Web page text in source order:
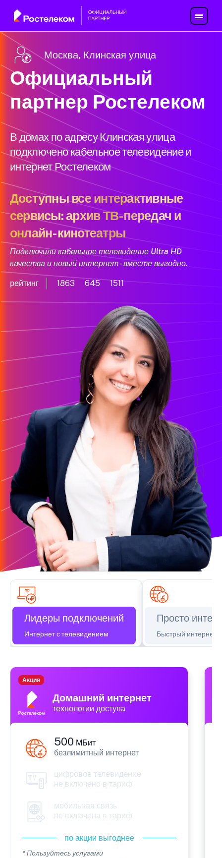
Москва, Клинская улица
Официальный
партнер Ростелеком
В домах по адресу Клинская улица
подключено кабельное телевидение и
интернет Ростелеком
Доступны все интерактивные
сервисы: архив ТВ-передач и
онлайн-кинотеатры
Подключили кабельное телевидение Ultra HD
качества и новый интернет - вместе выгодно.
рейтинг 1863 645 1511
Лидеры подключений
Интернет с телевидением
Просто
Быстрый интернет
Домашний интернет
технологии доступа
Акция
500 МБит
безлимитный интернет
цифровое телевидение
не включено в тариф
мобильная связь
не включена в тариф
по акции выгоднее
* Пользуйтесь услугами